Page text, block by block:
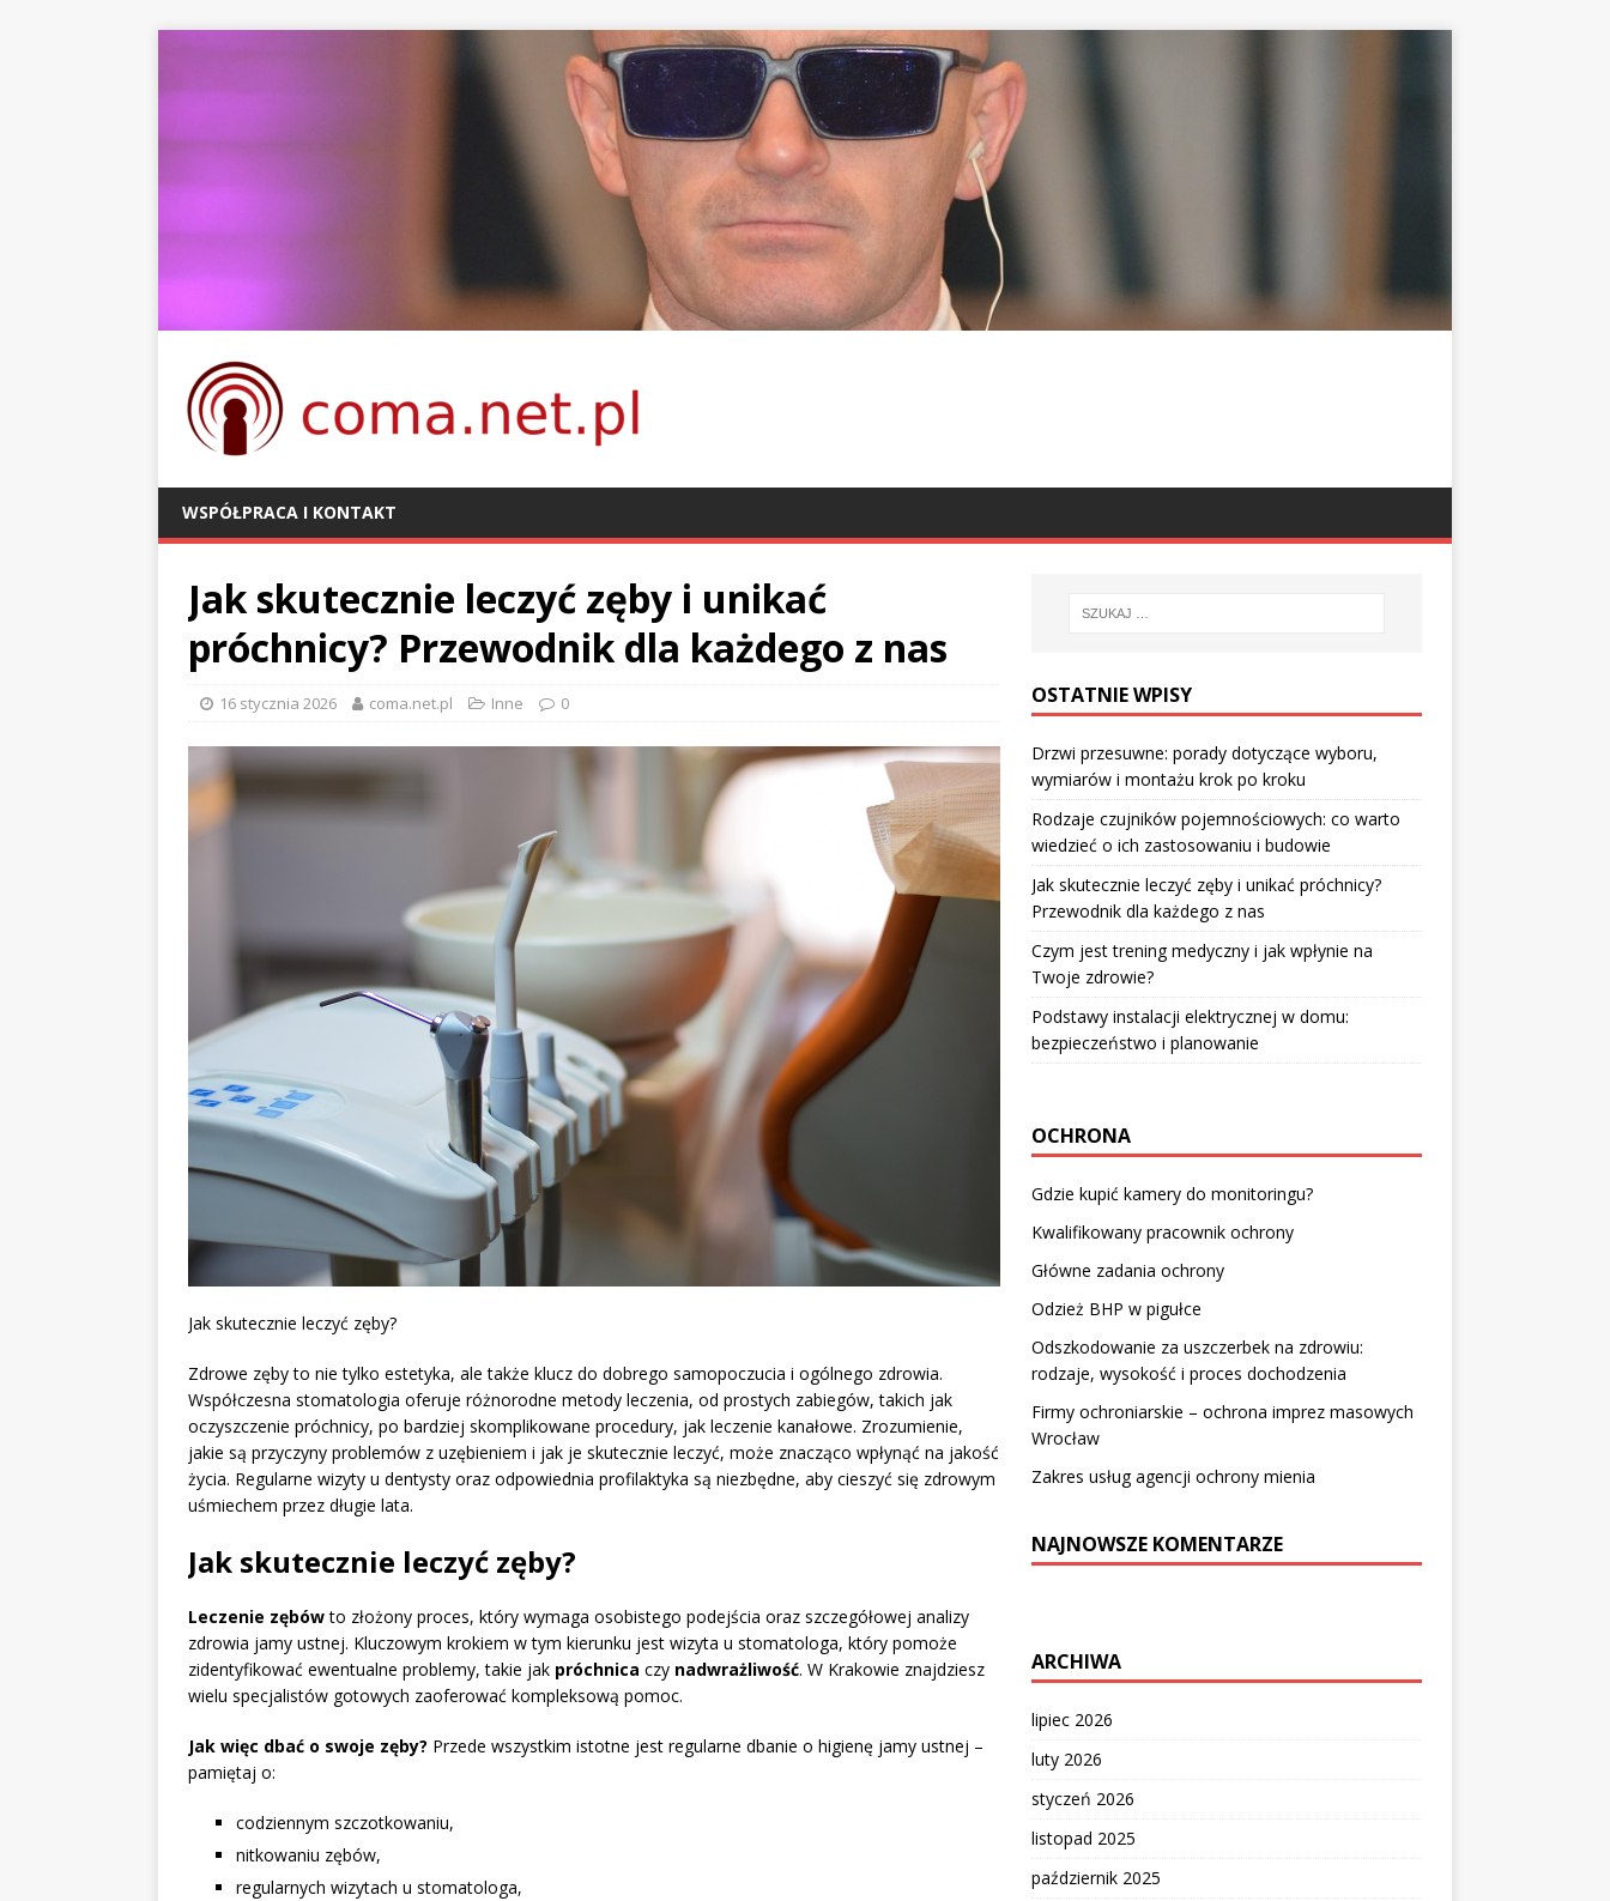
WSPÓŁPRACA I KONTAKT
Jak skutecznie leczyć zęby i unikać
próchnicy? Przewodnik dla każdego z nas
16 stycznia 2026 coma.net.pl Inne 0
Jak skutecznie leczyć zęby?
Zdrowe zęby to nie tylko estetyka, ale także klucz do dobrego samopoczucia i ogólnego zdrowia.
Współczesna stomatologia oferuje różnorodne metody leczenia, od prostych zabiegów, takich jak
oczyszczenie próchnicy, po bardziej skomplikowane procedury, jak leczenie kanałowe. Zrozumienie,
jakie są przyczyny problemów z uzębieniem i jak je skutecznie leczyć, może znacząco wpłynąć na jakość
życia. Regularne wizyty u dentysty oraz odpowiednia profilaktyka są niezbędne, aby cieszyć się zdrowym
uśmiechem przez długie lata.
Jak skutecznie leczyć zęby?
Leczenie zębówto złożony proces, który wymaga osobistego podejścia oraz szczegółowej analizy
zdrowia jamy ustnej. Kluczowym krokiem w tym kierunku jest wizyta u stomatologa, który pomoże
zidentyfikować ewentualne problemy, takie jak próchnica czy nadwrażliwość. W Krakowie znajdziesz
wielu specjalistów gotowych zaoferować kompleksową pomoc.
Jak więc dbać o swoje zęby? Przede wszystkim istotne jest regularne dbanie o higienę jamy ustnej –
pamiętaj o:
codziennym szczotkowaniu,
nitkowaniu zębów,
regularnych wizytach u stomatologa,
OSTATNIE WPISY
Drzwi przesuwne: porady dotyczące wyboru,
wymiarów i montażu krok po kroku
Rodzaje czujników pojemnościowych: co warto
wiedzieć o ich zastosowaniu i budowie
Jak skutecznie leczyć zęby i unikać próchnicy?
Przewodnik dla każdego z nas
Czym jest trening medyczny i jak wpłynie na
Twoje zdrowie?
Podstawy instalacji elektrycznej w domu:
bezpieczeństwo i planowanie
OCHRONA
Gdzie kupić kamery do monitoringu?
Kwalifikowany pracownik ochrony
Główne zadania ochrony
Odzież BHP w pigułce
Odszkodowanie za uszczerbek na zdrowiu:
rodzaje, wysokość i proces dochodzenia
Firmy ochroniarskie – ochrona imprez masowych
Wrocław
Zakres usług agencji ochrony mienia
NAJNOWSZE KOMENTARZE
ARCHIWA
lipiec 2026
luty 2026
styczeń 2026
listopad 2025
październik 2025